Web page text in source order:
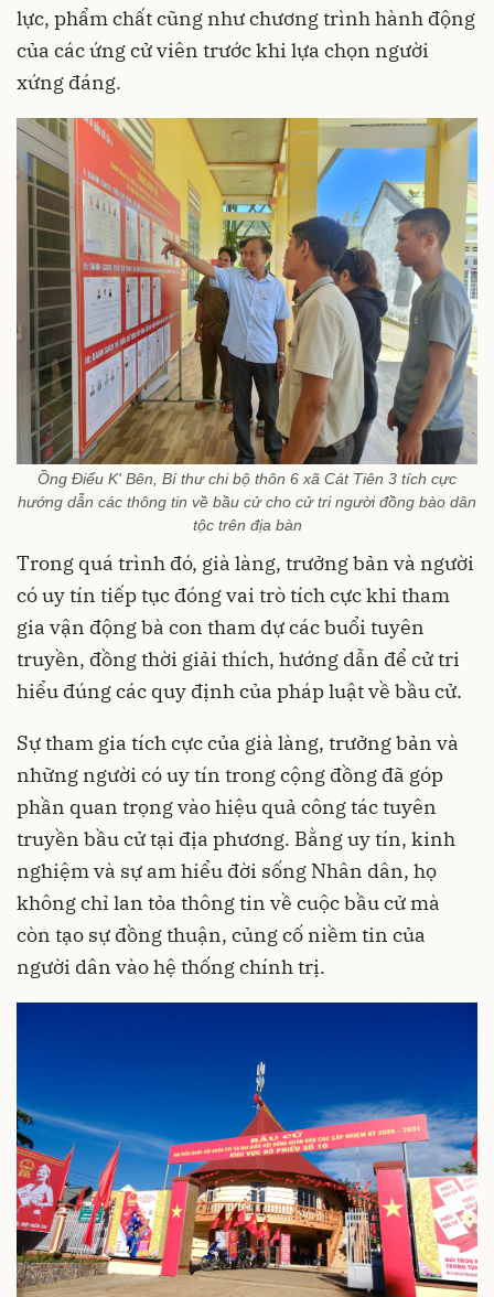
lực, phẩm chất cũng như chương trình hành động
của các ứng cử viên trước khi lựa chọn người
xứng đáng.
Ồng Điểu K' Bên, Bí thư chi bộ thôn 6 xã Cát Tiên 3 tích cực
hướng dẫn các thông tin về bầu cử cho cử tri người đồng bào dân
tộc trên địa bàn
Trong quá trình đó, già làng, trưởng bản và người
có uy tín tiếp tục đóng vai trò tích cực khi tham
gia vận động bà con tham dự các buổi tuyên
truyền, đồng thời giải thích, hướng dẫn để cử tri
hiểu đúng các quy định của pháp luật về bầu cử.
Sự tham gia tích cực của già làng, trưởng bản và
những người có uy tín trong cộng đồng đã góp
phần quan trọng vào hiệu quả công tác tuyên
truyền bầu cử tại địa phương. Bằng uy tín, kinh
nghiệm và sự am hiểu đời sống Nhân dân, họ
không chỉ lan tỏa thông tin về cuộc bầu cử mà
còn tạo sự đồng thuận, củng cố niềm tin của
người dân vào hệ thống chính trị.